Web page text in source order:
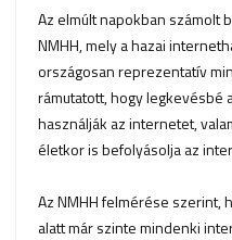
Az elmúlt napokban számolt
NMHH, mely a hazai
országosan reprezentatív
rámutatott, hogy legkevésbé
használják az internetet,
életkor is befolyásolja az
Az NMHH felmérése
alatt már szinte mindenki